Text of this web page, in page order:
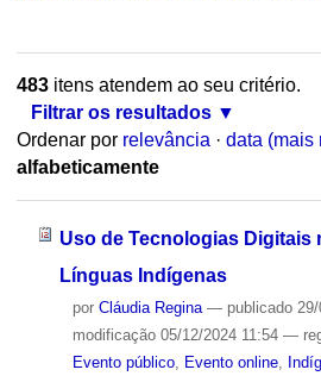
483itens atendem ao seu critério.
Filtrar os resultados
Ordenar por relevância · data (mais
alfabeticamente
Uso de Tecnologias Digitais
Línguas Indígenas
por Cláudia Regina — publicado29/
modificação05/12/2024 11:54 —
Evento público, Evento online,